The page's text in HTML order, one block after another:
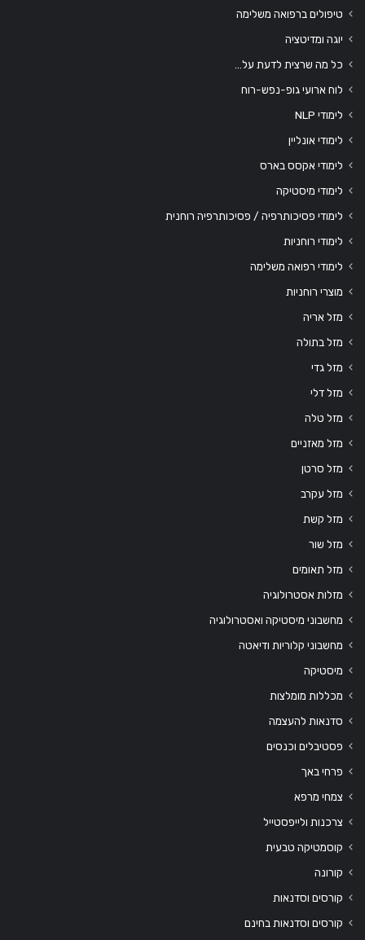
טיפולים ברפואה משלימה
יוגה ומדיטציה
כל מה שרצית לדעת על…
לוח ארועי גופ-נפש-רוח
לימודי NLP
לימודי אונליין
לימודי אקסס בארס
לימודי מיסטיקה
לימודי פסיכותרפיה / פסיכותרפיה רוחנית
לימודי רוחניות
לימודי רפואה משלימה
מוצרי רוחניות
מזל אריה
מזל בתולה
מזל גדי
מזל דלי
מזל טלה
מזל מאזניים
מזל סרטן
מזל עקרב
מזל קשת
מזל שור
מזל תאומים
מזלות אסטרולוגיה
מחשבוני מיסטיקה ואסטרולוגיה
מחשבוני קלוריות ודיאטה
מיסטיקה
מכללות מומלצות
סדנאות להעצמה
פסטיבלים וכנסים
פרחי באך
צמחי מרפא
צרכנות ולייפסטייל
קוסמטיקה טבעית
קורונה
קורסים וסדנאות
קורסים וסדנאות בחינם